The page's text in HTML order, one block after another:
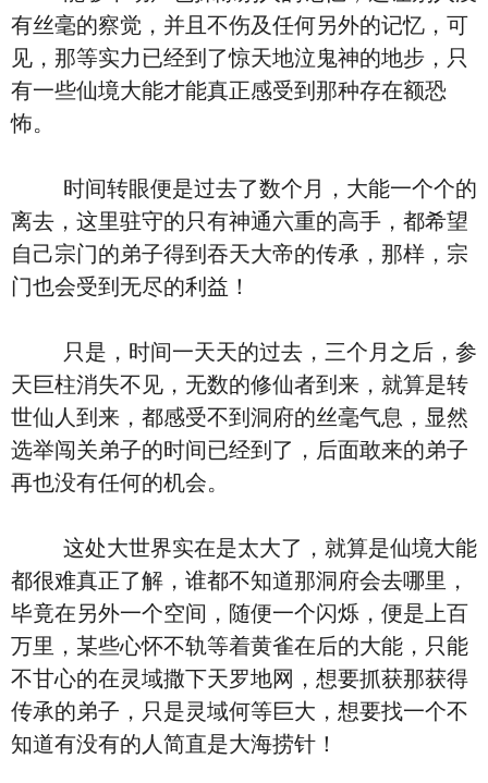
有丝毫的察觉，并且不伤及任何另外的记忆，可
见，那等实力已经到了惊天地泣鬼神的地步，只
有一些仙境大能才能真正感受到那种存在额恐
怖。
时间转眼便是过去了数个月，大能一个个的
离去，这里驻守的只有神通六重的高手，都希望
自己宗门的弟子得到吞天大帝的传承，那样，宗
门也会受到无尽的利益！
只是，时间一天天的过去，三个月之后，参
天巨柱消失不见，无数的修仙者到来，就算是转
世仙人到来，都感受不到洞府的丝毫气息，显然
选举闯关弟子的时间已经到了，后面敢来的弟子
再也没有任何的机会。
这处大世界实在是太大了，就算是仙境大能
都很难真正了解，谁都不知道那洞府会去哪里，
毕竟在另外一个空间，随便一个闪烁，便是上百
万里，某些心怀不轨等着黄雀在后的大能，只能
不甘心的在灵域撒下天罗地网，想要抓获那获得
传承的弟子，只是灵域何等巨大，想要找一个不
知道有没有的人简直是大海捞针！